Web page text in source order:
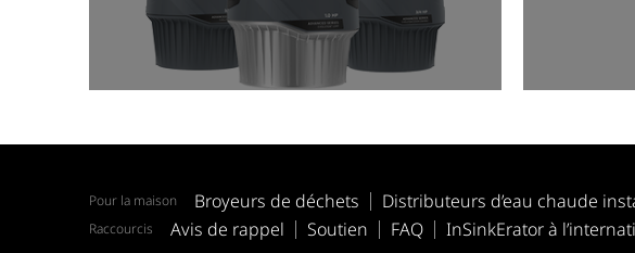
Pour la maison Broyeurs de déchets Distributeurs d’eau chaude
Raccourcis Avis de rappel Soutien FAQ InSinkErator à